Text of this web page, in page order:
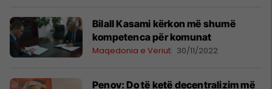
Bilall Kasami kërkon më shumë
kompetenca për komunat
Maqedonia e Veriut 30/11/2022
Penov: Do të ketë decentralizim më